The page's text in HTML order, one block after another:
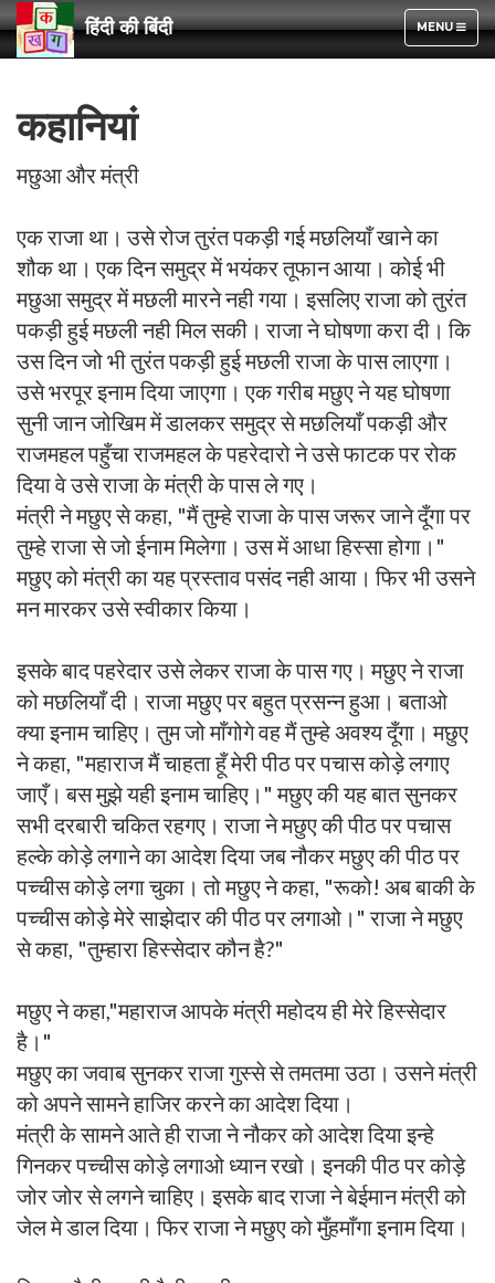
TOGGLE
NAVIGATION
MENU
हिंदी की बिंदी
कहानियां
मछुआ और मंत्री
एक राजा था। उसे रोज तुरंत पकड़ी गई मछलियाँ खाने का
शौक था। एक दिन समुद्र में भयंकर तूफान आया। कोई भी
मछुआ समुद्र में मछली मारने नही गया। इसलिए राजा को तुरंत
पकड़ी हुई मछली नही मिल सकी। राजा ने घोषणा करा दी। कि
उस दिन जो भी तुरंत पकड़ी हुई मछली राजा के पास लाएगा।
उसे भरपूर इनाम दिया जाएगा। एक गरीब मछुए ने यह घोषणा
सुनी जान जोखिम में डालकर समुद्र से मछलियाँ पकड़ी और
राजमहल पहुँचा राजमहल के पहरेदारो ने उसे फाटक पर रोक
दिया वे उसे राजा के मंत्री के पास ले गए।
मंत्री ने मछुए से कहा, "मैं तुम्हे राजा के पास जरूर जाने दूँगा पर
तुम्हे राजा से जो ईनाम मिलेगा। उस में आधा हिस्सा होगा।"
मछुए को मंत्री का यह प्रस्ताव पसंद नही आया। फिर भी उसने
मन मारकर उसे स्वीकार किया।
इसके बाद पहरेदार उसे लेकर राजा के पास गए। मछुए ने राजा
को मछलियाँ दी। राजा मछुए पर बहुत प्रसन्न हुआ। बताओ
क्या इनाम चाहिए। तुम जो माँगोगे वह मैं तुम्हे अवश्य दूँगा। मछुए
ने कहा, "महाराज मैं चाहता हूँ मेरी पीठ पर पचास कोड़े लगाए
जाएँ। बस मुझे यही इनाम चाहिए।" मछुए की यह बात सुनकर
सभी दरबारी चकित रहगए। राजा ने मछुए की पीठ पर पचास
हल्के कोड़े लगाने का आदेश दिया जब नौकर मछुए की पीठ पर
पच्चीस कोड़े लगा चुका। तो मछुए ने कहा, "रूको! अब बाकी के
पच्चीस कोड़े मेरे साझेदार की पीठ पर लगाओ।" राजा ने मछुए
से कहा, "तुम्हारा हिस्सेदार कौन है?"
मछुए ने कहा,"महाराज आपके मंत्री महोदय ही मेरे हिस्सेदार
है।"
मछुए का जवाब सुनकर राजा गुस्से से तमतमा उठा। उसने मंत्री
को अपने सामने हाजिर करने का आदेश दिया।
मंत्री के सामने आते ही राजा ने नौकर को आदेश दिया इन्हे
गिनकर पच्चीस कोड़े लगाओ ध्यान रखो। इनकी पीठ पर कोड़े
जोर जोर से लगने चाहिए। इसके बाद राजा ने बेईमान मंत्री को
जेल मे डाल दिया। फिर राजा ने मछुए को मुँहमाँगा इनाम दिया।